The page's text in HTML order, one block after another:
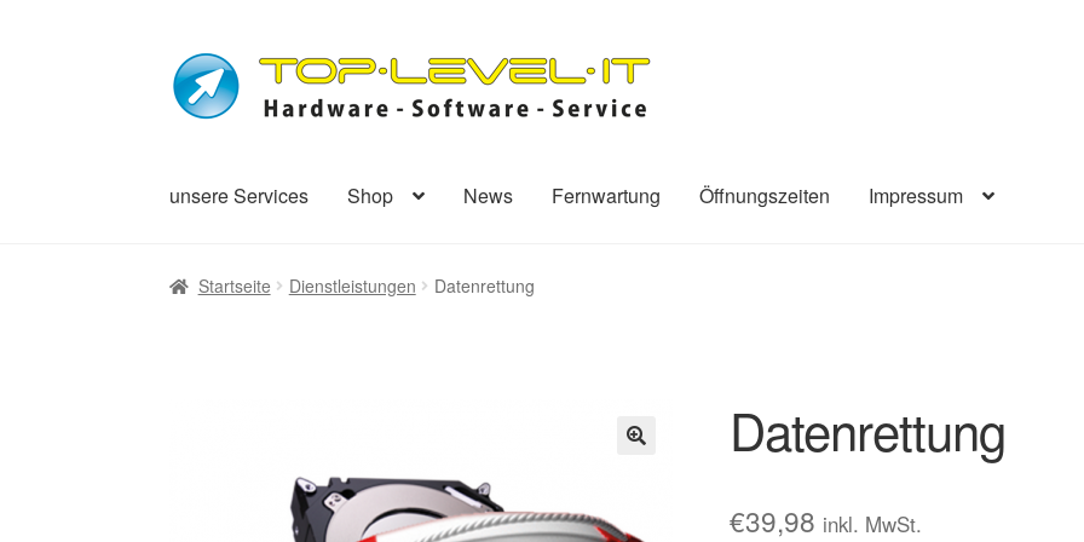
Zur
Navigation
springen
Zum
Inhalt
springen
unsere Services Shop News Fernwartung Öffnungszeiten Impressum
Startseite Dienstleistungen Datenrettung
Datenrettung
€39,98 inkl. MwSt.